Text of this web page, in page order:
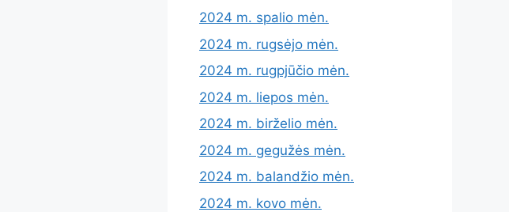
2024 m. spalio mėn.
2024 m. rugsėjo mėn.
2024 m. rugpjūčio mėn.
2024 m. liepos mėn.
2024 m. birželio mėn.
2024 m. gegužės mėn.
2024 m. balandžio mėn.
2024 m. kovo mėn.